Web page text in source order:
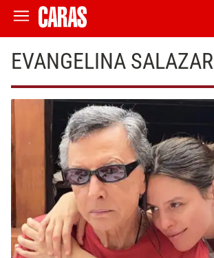
EVANGELINA SALAZAR